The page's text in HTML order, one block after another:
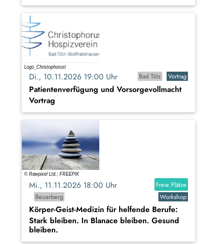
Di., 10.11.2026 19:00 Uhr Bad Tölz Vortrag
Patientenverfügung und Vorsorgevollmacht
Vortrag
Mi., 11.11.2026 18:00 Uhr
Freie Plätze
Beuerberg
Workshop
Körper-Geist-Medizin für helfende Berufe:
Stark bleiben. In Blanace bleiben. Gesund
bleiben.